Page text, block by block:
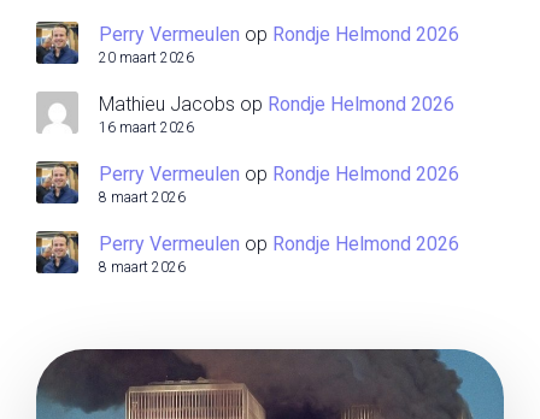
Perry Vermeulen op Rondje Helmond 2026
20 maart 2026
Mathieu Jacobs op Rondje Helmond 2026
16 maart 2026
Perry Vermeulen op Rondje Helmond 2026
8 maart 2026
Perry Vermeulen op Rondje Helmond 2026
8 maart 2026